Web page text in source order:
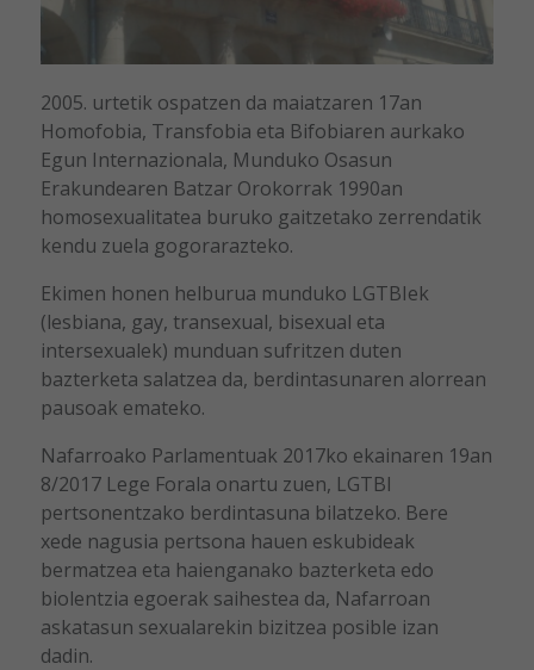
2005. urtetik ospatzen da maiatzaren 17an
Homofobia, Transfobia eta Bifobiaren aurkako
Egun Internazionala, Munduko Osasun
Erakundearen Batzar Orokorrak 1990an
homosexualitatea buruko gaitzetako zerrendatik
kendu zuela gogorarazteko.
Ekimen honen helburua munduko LGTBIek
(lesbiana, gay, transexual, bisexual eta
intersexualek) munduan sufritzen duten
bazterketa salatzea da, berdintasunaren alorrean
pausoak emateko.
Nafarroako Parlamentuak 2017ko ekainaren 19an
8/2017 Lege Forala onartu zuen, LGTBI
pertsonentzako berdintasuna bilatzeko. Bere
xede nagusia pertsona hauen eskubideak
bermatzea eta haienganako bazterketa edo
biolentzia egoerak saihestea da, Nafarroan
askatasun sexualarekin bizitzea posible izan
dadin.